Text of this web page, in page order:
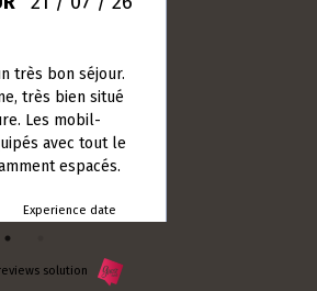
Les mobil-
avec tout le
espacés.
Experience date
18/07/26
Camping de la Baie
solution